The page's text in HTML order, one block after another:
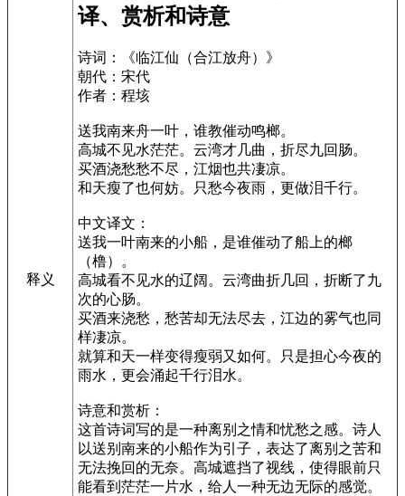
释义
译、赏析和诗意
诗词：《临江仙（合江放舟）》
朝代：宋代
作者：程垓
送我南来舟一叶，谁教催动鸣榔。
高城不见水茫茫。云湾才几曲，折尽九回肠。
买酒浇愁愁不尽，江烟也共凄凉。
和天瘦了也何妨。只愁今夜雨，更做泪千行。
中文译文：
送我一叶南来的小船，是谁催动了船上的榔
（橹）。
高城看不见水的辽阔。云湾曲折几回，折断了九
次的心肠。
买酒来浇愁，愁苦却无法尽去，江边的雾气也同
样凄凉。
就算和天一样变得瘦弱又如何。只是担心今夜的
雨水，更会涌起千行泪水。
诗意和赏析：
这首诗词写的是一种离别之情和忧愁之感。诗人
以送别南来的小船作为引子，表达了离别之苦和
无法挽回的无奈。高城遮挡了视线，使得眼前只
能看到茫茫一片水，给人一种无边无际的感觉。